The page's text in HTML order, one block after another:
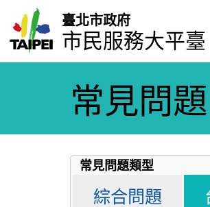
臺北市政府
市民服務大平臺
常見問題
常見問題類型
綜合問題